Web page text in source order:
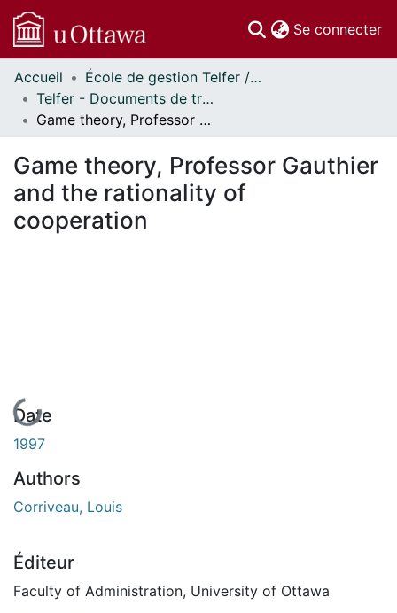
Se connecter
Communautés
et collections
Parcourir
À propos
Accueil
École de gestion Telfer // Telfer School of Management
Telfer - Documents de travail // Telfer - Working Papers
Game theory, Professor Gauthier and the rationality of cooperation
Game theory, Professor Gauthier
and the rationality of
cooperation
En cours de chargement...
Date
1997
Authors
Corriveau, Louis
Éditeur
Faculty of Administration, University of Ottawa